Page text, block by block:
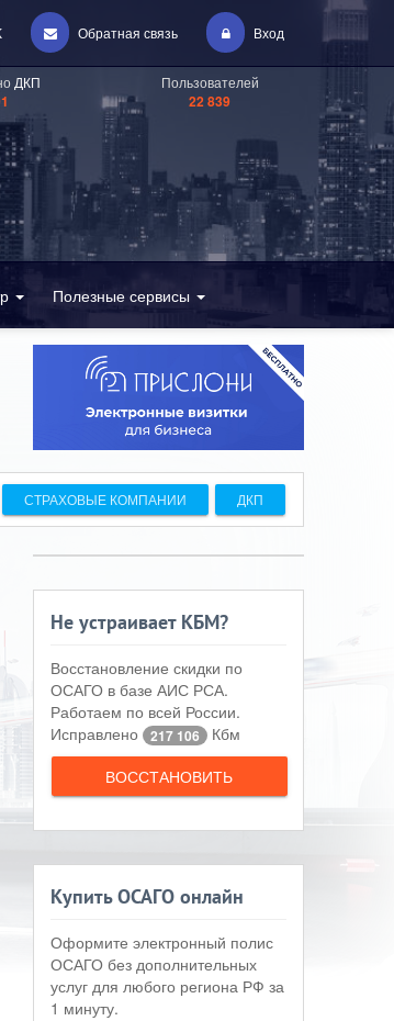
Обратная связь Вход
ДКП Пользователей
22 839
Полезные сервисы
СТРАХОВЫЕ КОМПАНИИ ДКП
Не устраивает КБМ?
Восстановление скидки по
ОСАГО в базе АИС РСА.
Работаем по всей России.
Исправлено
217 106 Кбм
ВОССТАНОВИТЬ
Купить ОСАГО онлайн
Оформите электронный полис
ОСАГО без дополнительных
услуг для любого региона РФ за
1 минуту.